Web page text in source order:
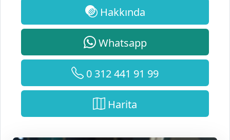
Hakkında
Whatsapp
0 312 441 91 99
Harita